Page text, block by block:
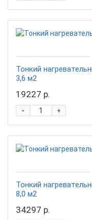
Тонкий
3,6 м2
19227 р.
+
-
Тонкий
8,0 м2
34297 р.